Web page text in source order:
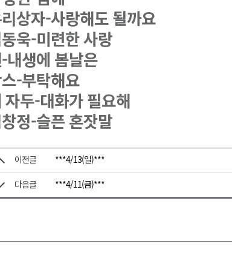
상자-사랑해도 될까요
욱-미련한 사랑
내생에 봄날은
-부탁해요
자두-대화가 필요해
정-슬픈 혼잣말
이전글 ***4/13(일)***
다음글 ***4/11(금)***